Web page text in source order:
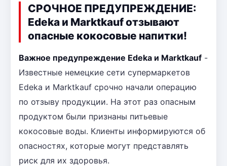
СРОЧНОЕ ПРЕДУПРЕЖДЕНИЕ:
Edeka и Marktkauf отзывают
опасные кокосовые напитки!
Важное предупреждение Edeka и Marktkauf -
Известные немецкие сети супермаркетов
Edeka и Marktkauf срочно начали операцию
по отзыву продукции. На этот раз опасным
продуктом были признаны питьевые
кокосовые воды. Клиенты информируются об
опасностях, которые могут представлять
риск для их здоровья.